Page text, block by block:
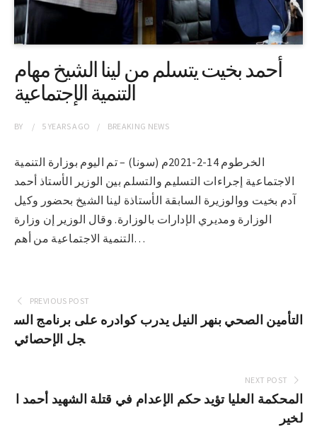
أحمد بخيت يتسلم من لينا الشيخ مهام
التنمية الإجتماعية
BY 5 YEARSAGO BREAKING NEWS
الخرطوم 14-2-2021م (سونا) – تم اليوم بوزارة التنمية
الاجتماعية إجراءات التسليم والتسلم بين الوزير الأستاذ أحمد
آدم بخيت ووالوزيرة السابقة الأستاذة لينا الشيخ بحضور وكيل
الوزارة ومديري الإدارات بالوزارة. وقال الوزير إن وزارة
التنمية الاجتماعية من أهم…
PREVIOUS POST
التأمين الصحي بنهر النيل يدرب كوادره على برنامج الس
جل الإحصائي
NEXT POST
المحكمة العليا تؤيد حكم الإعدام في قتلة الشهيد أحمد ا
لخير